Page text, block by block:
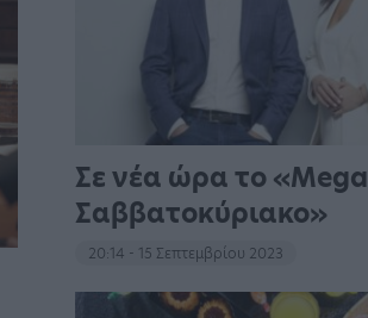
Σε νέα ώρα το «Mega
Σαββατοκύριακο»
20:14 - 15 Σεπτεμβρίου 2023